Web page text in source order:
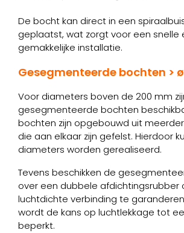
De bocht kan direct in een
geplaatst, wat zorgt voor een snelle
gemakkelijke installatie.
Gesegmenteerde bochten >
Voor diameters boven de 200 mm
gesegmenteerde bochten
bochten zijn opgebouwd uit
die aan elkaar zijn gefelst. Hierdoor
diameters worden gerealiseerd.
Tevens beschikken de
over een dubbele afdichtingsrubber
luchtdichte verbinding te
wordt de kans op luchtlekkage tot
beperkt.